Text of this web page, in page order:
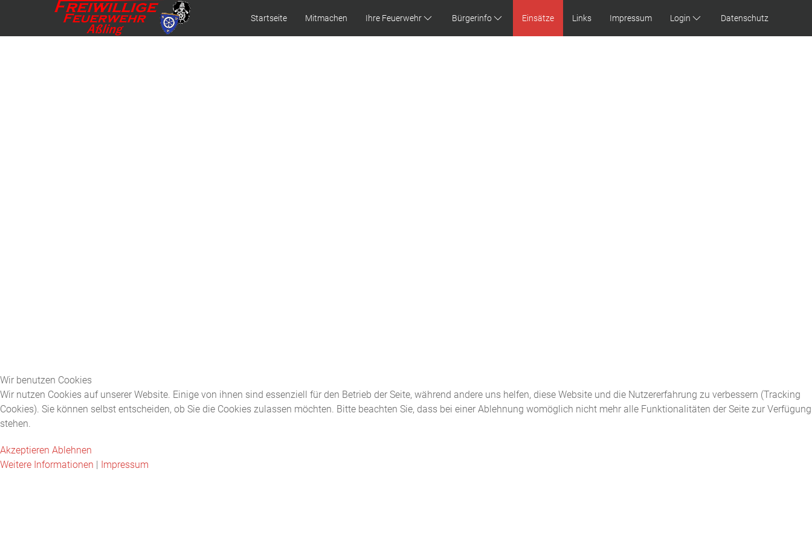
Startseite Mitmachen Ihre Feuerwehr Bürgerinfo Einsätze Links Impressum Login Datenschutz
Wir benutzen Cookies
Wir nutzen Cookies auf unserer Website. Einige von ihnen sind essenziell für den Betrieb der Seite, während andere uns helfen, diese Website und die Nutzererfahrung zu verbessern (Tracking
Cookies). Sie können selbst entscheiden, ob Sie die Cookies zulassen möchten. Bitte beachten Sie, dass bei einer Ablehnung womöglich nicht mehr alle Funktionalitäten der Seite zur Verfügung
stehen.
Akzeptieren Ablehnen
Weitere Informationen | Impressum